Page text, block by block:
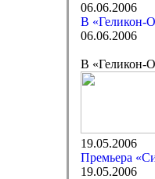
06.06.2006
В «Геликон-
06.06.2006
В «Геликон-
19.05.2006
Премьера
19.05.2006